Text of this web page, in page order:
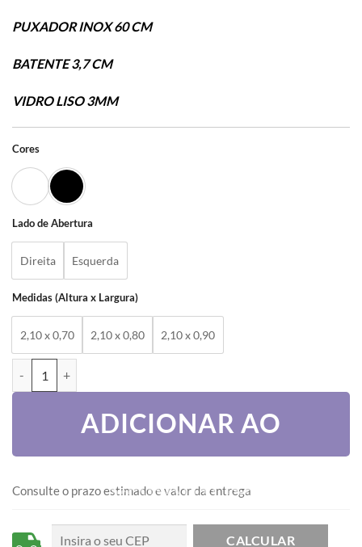
PUXADOR INOX 60 CM
BATENTE 3,7 CM
VIDRO LISO 3MM
Cores
Lado de Abertura
Direita Esquerda
Medidas (Altura x Largura)
2,10 x 0,70 2,10 x 0,80 2,10 x 0,90
ADICIONAR AO
CARRINHO
Consulte o prazo estimado e valor da entrega